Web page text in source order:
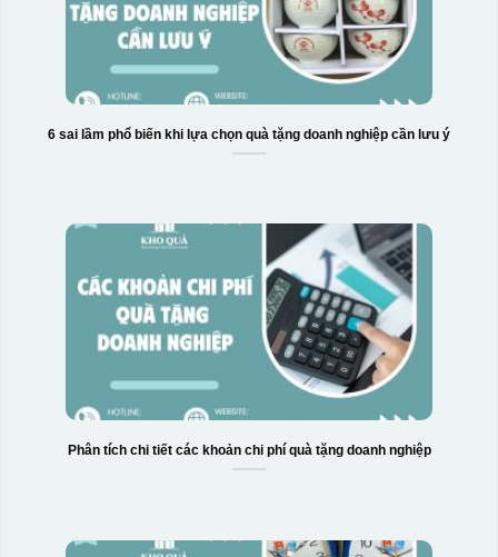
Hộp xi bình giữ nhiệt
6 sai lầm phổ biến khi lựa chọn quà tặng doanh nghiệp cần lưu ý
Phân tích chi tiết các khoản chi phí quà tặng doanh nghiệp